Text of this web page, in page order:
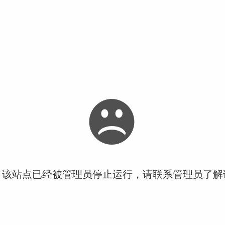
站点已经被管理员停止运行，请联系管理员了